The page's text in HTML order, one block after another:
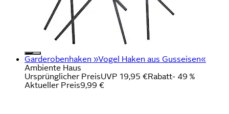
Garderobenhaken »Vogel Haken aus Gusseisen«
Ambiente Haus
Ursprünglicher PreisUVP 19,95 €Rabatt- 49 %
Aktueller Preis9,99 €